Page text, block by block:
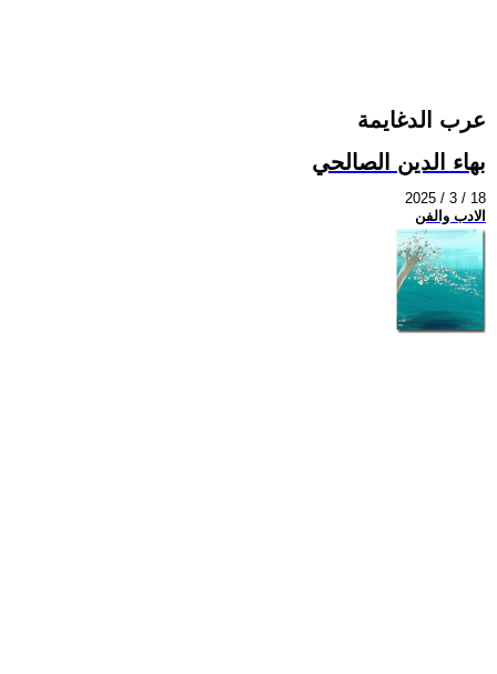
عرب الدغايمة
بهاء الدين الصالحي
2025 / 3 / 18
الادب والفن